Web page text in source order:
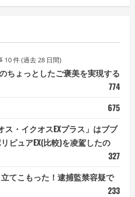
10 件 (過去 28 日間)
のちょっとしたご褒美を実現する
774
675
ス・イクオスEXプラス」はブブ
ピュアEX(比較)を凌駕したの
327
てこもった！逮捕監禁容疑で
233